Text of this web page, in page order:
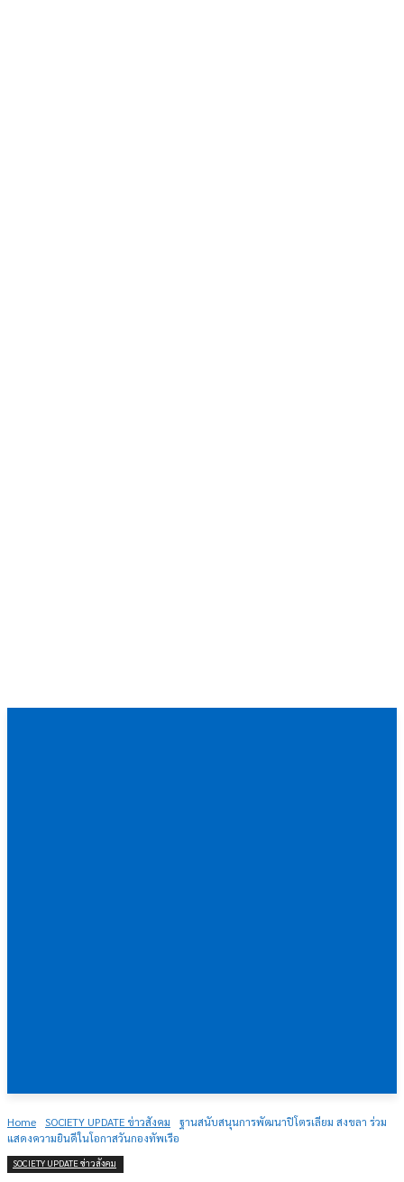
Home SOCIETY UPDATE ข่าวสังคม
ฐานสนับสนุนการพัฒนาปิโตรเลียม สงขลา ร่วม
แสดงความยินดีในโอกาสวันกองทัพเรือ
SOCIETY UPDATE ข่าวสังคม